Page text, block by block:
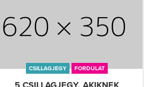
CSILLAGJEGY FORDULAT